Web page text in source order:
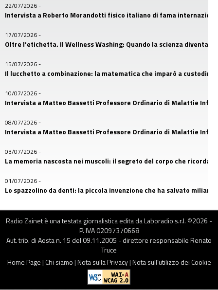
22/07/2026-
Intervista a Roberto Morandotti fisico italiano di fama
17/07/2026-
Oltre l'etichetta. Il Wellness Washing: Quando la scienza diventa
15/07/2026-
Il lucchetto a combinazione: la matematica che imparò a custodire
10/07/2026-
Intervista a Matteo Bassetti Professore Ordinario di Malattie
08/07/2026-
Intervista a Matteo Bassetti Professore Ordinario di Malattie
03/07/2026-
La memoria nascosta nei muscoli: il segreto del corpo che ricorda
01/07/2026-
Lo spazzolino da denti: la piccola invenzione che ha salvato
26/06/2026-
Il primo amico dell’uomo: la storia nascosta nel DNA dei cani
24/06/2026 -
Franco Della Bella, uno dei protagonisti più riconoscibili di
17/06/2026
Occhiali: quando l’umanità imparò a vedere davvero
Radio Zainet è una testata giornalistica edita da Laboradio s.r.l. ©2026 -
P. IVA 02097370668
Aut. trib. di Aosta n. 15 del 09.11.2005 - direttore responsabile Renato
Truce
Home Page|Chi siamo|Nota sulla Privacy|Nota sull’utilizzo dei Cookie